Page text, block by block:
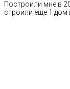
Построили мне в
строили еще 1 дом